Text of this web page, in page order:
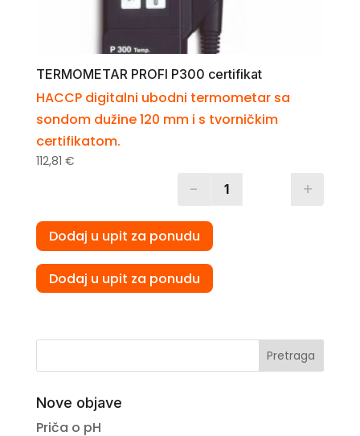
TERMOMETAR PROFI P300 certifikat
HACCP digitalni ubodni termometar sa
sondom dužine 120 mm i s tvorničkim
certifikatom.
112,81 €
- +
Dodaj u upit za ponudu
Dodaj u upit za ponudu
Pretraga
Nove objave
Priča o pH